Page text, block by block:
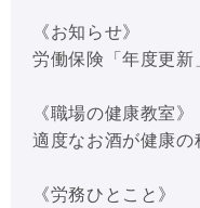
《お知らせ》
労働保険「年度更新
《職場の健康教室》
適度なお酒が健康の
《労務ひとこと》